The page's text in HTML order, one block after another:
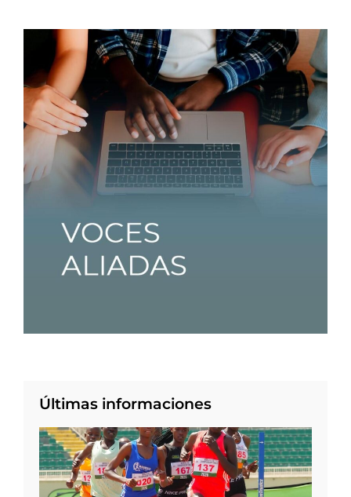
Últimas informaciones